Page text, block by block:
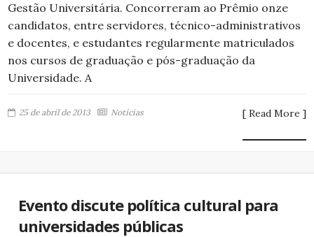
Gestão Universitária. Concorreram ao Prêmio onze
candidatos, entre servidores, técnico-administrativos
e docentes, e estudantes regularmente matriculados
nos cursos de graduação e pós-graduação da
Universidade. A
25 de abril de 2013 Notícias [ Read More ]
Evento discute política cultural para
universidades públicas